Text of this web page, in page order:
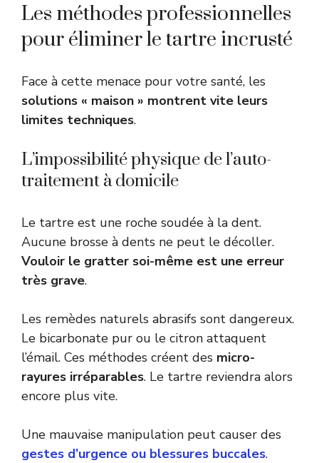
Les méthodes professionnelles
pour éliminer le tartre incrusté
Face à cette menace pour votre santé, les
solutions « maison » montrent vite leurs
limites techniques.
L’impossibilité physique de l’auto-
traitement à domicile
Le tartre est une roche soudée à la dent.
Aucune brosse à dents ne peut le décoller.
Vouloir le gratter soi-même est une erreur
très grave.
Les remèdes naturels abrasifs sont dangereux.
Le bicarbonate pur ou le citron attaquent
l’émail. Ces méthodes créent des micro-
rayures irréparables. Le tartre reviendra alors
encore plus vite.
Une mauvaise manipulation peut causer des
gestes d’urgence ou blessures buccales.